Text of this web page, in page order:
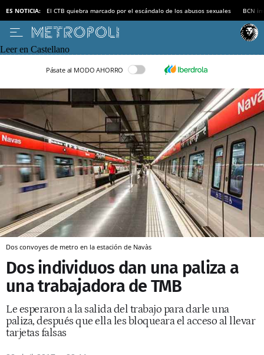
ES NOTICIA: El CTB quiebra marcado por el escándalo de los abusos sexuales BCN
Leer en Castellano
Pásate al MODO AHORRO
Dos convoyes de metro en la estación de Navàs
Dos individuos dan una paliza a
una trabajadora de TMB
Le esperaron a la salida del trabajo para darle una
paliza, después que ella les bloqueara el acceso al llevar
tarjetas falsas